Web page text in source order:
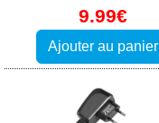
9.99€
Ajouter au panier